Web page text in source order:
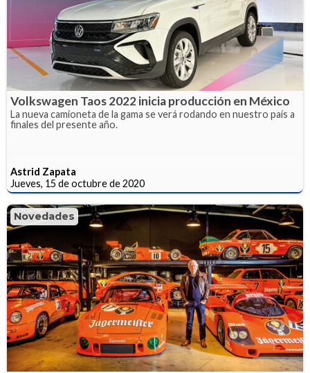
Volkswagen Taos 2022 inicia producción en México
La nueva camioneta de la gama se verá rodando en nuestro país a
finales del presente año.
Astrid Zapata
Jueves, 15 de octubre de 2020
Novedades